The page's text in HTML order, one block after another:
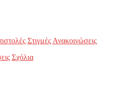
Στιγμές Ανακοινώσεις
Σχόλια